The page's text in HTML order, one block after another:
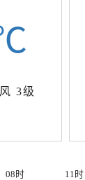
3级
08时 11时